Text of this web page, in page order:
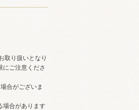
取り扱いとなり
ご注意くださ
合がございま
場合があります